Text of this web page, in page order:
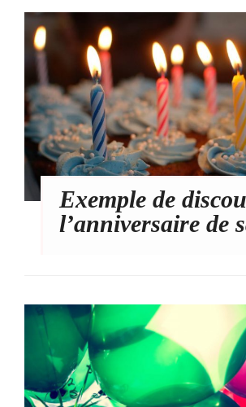
Exemple de
l’anniversaire de